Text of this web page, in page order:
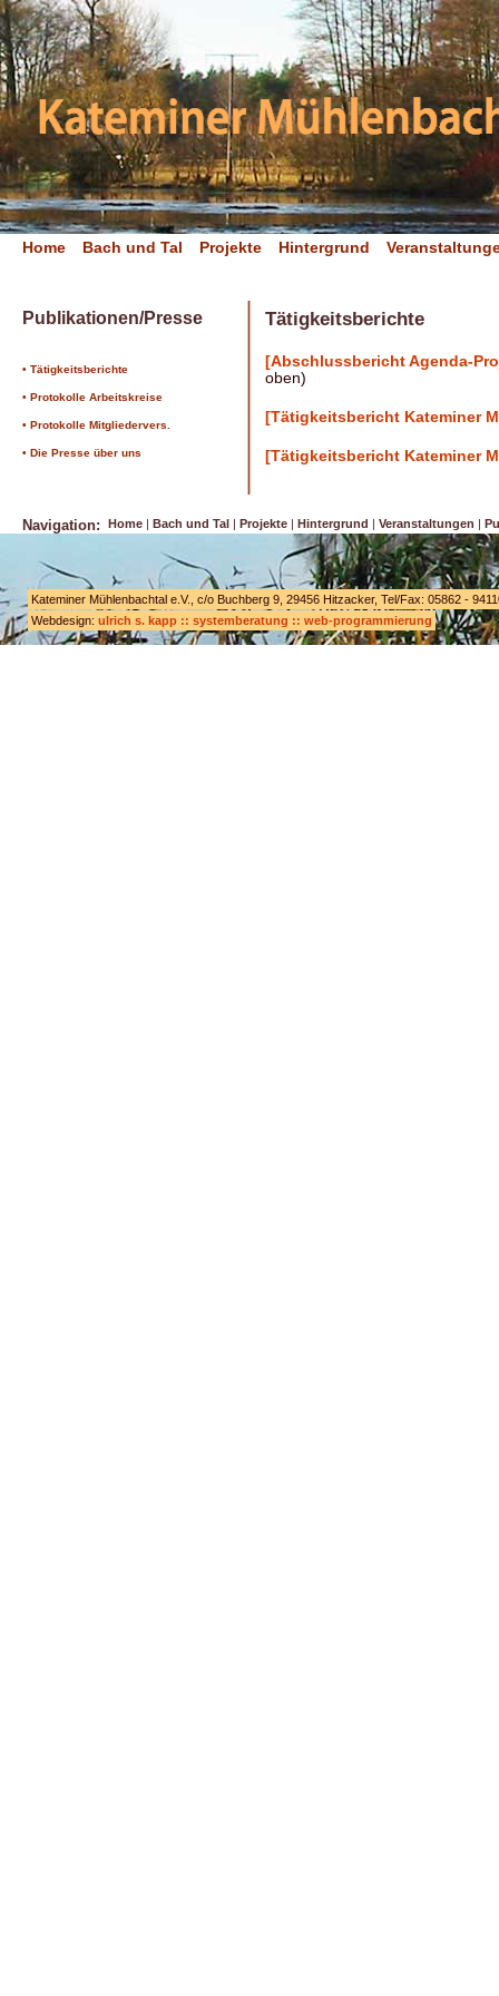
Home Bach und Tal Projekte Hintergrund
Publikationen/Presse
• Tätigkeitsberichte
• Protokolle Arbeitskreise
• Protokolle Mitgliedervers.
• Die Presse über uns
Tätigkeitsberichte
[Abschlussbericht Agenda-
oben)
[Tätigkeitsbericht Kateminer
[Tätigkeitsbericht Kateminer
Navigation: Home Bach und Tal Projekte Hintergrund Veranstaltungen
Kateminer Mühlenbachtal e.V., c/o Buchberg 9, 29456 Hitzacker, Tel/Fax: 05862 -
Webdesign: ulrich s. kapp :: systemberatung :: web-programmierung